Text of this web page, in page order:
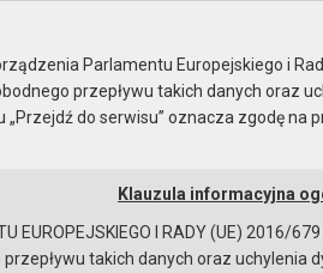
Instrukcja korzystania
Parlamentu Europejskiego i
przepływu takich danych oraz
do serwisu” oznacza zgodę
Klauzula informacyjna
EUROPEJSKIEGO I RADY (UE)
takich danych oraz uchylenia